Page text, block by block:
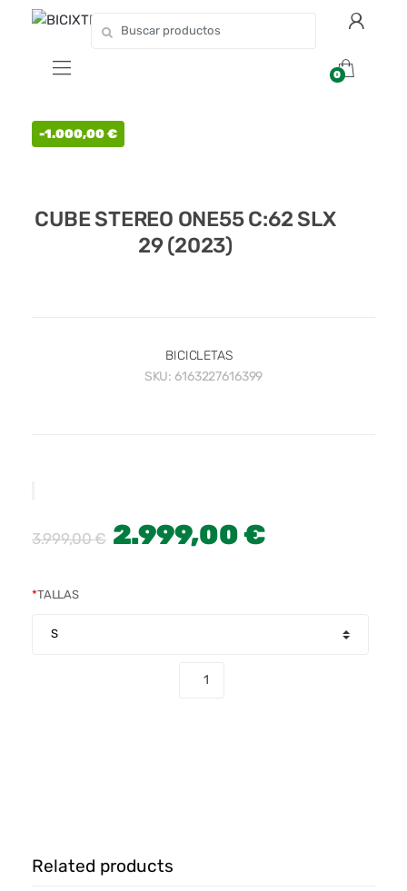
0
-1.000,00€
CUBE STEREO ONE55 C:62 SLX
29 (2023)
BICICLETAS
SKU: 6163227616399
3.999,00€ 2.999,00€
*TALLAS
Related products